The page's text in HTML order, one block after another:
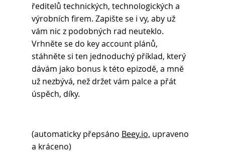
ředitelů technických, technologických a
výrobních firem. Zapište se i vy, aby už
vám nic z podobných rad neuteklo.
Vrhněte se do key account plánů,
stáhněte si ten jednoduchý příklad, který
dávám jako bonus k této epizodě, a mně
už nezbývá, než držet vám palce a přát
úspěch, díky.
(automaticky přepsáno Beey.io, upraveno
a kráceno)